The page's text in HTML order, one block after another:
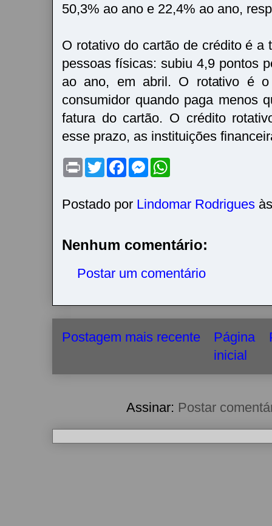
50,3% ao ano e 22,4% ao ano,
O rotativo do cartão de crédito é a
pessoas físicas: subiu 4,9 pontos
ao ano, em abril. O rotativo é o
consumidor quando paga menos
fatura do cartão. O crédito
esse prazo, as instituições
P
t
T
w
t
e
F
a
b
o
M
e
e
n
r
s
A
Postado por Lindomar Rodrigues
Nenhum comentário:
Postar um comentário
Postagem mais recente
Página
inicial
Assinar: Postar